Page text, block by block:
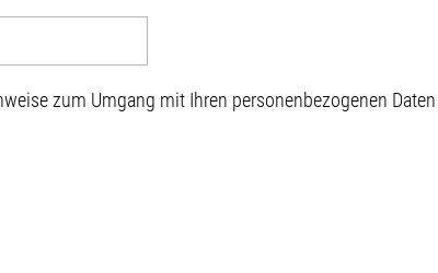
zum Umgang mit Ihren personenbezogenen